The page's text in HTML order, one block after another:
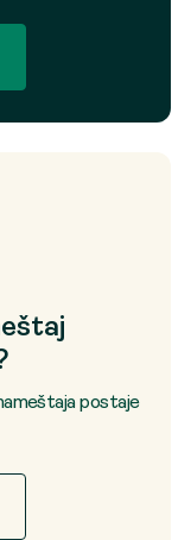
postaje